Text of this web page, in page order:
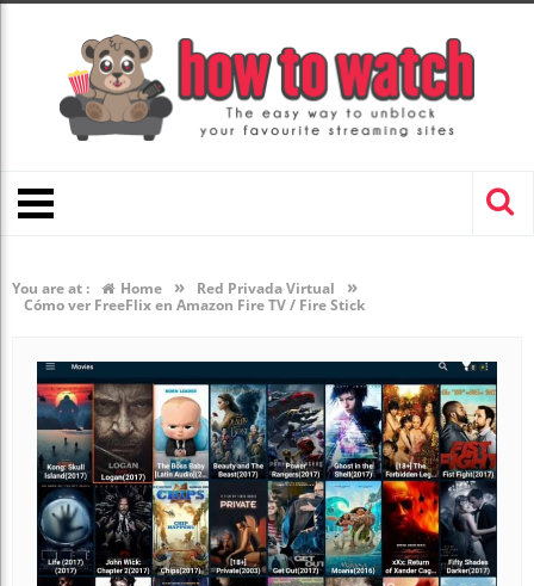
You are at : Home » Red Privada Virtual »
Cómo ver FreeFlix en Amazon Fire TV / Fire Stick